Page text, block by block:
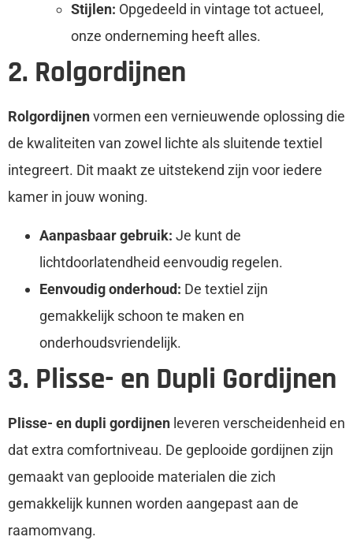
Stijlen: Opgedeeld in vintage tot actueel,
onze onderneming heeft alles.
2. Rolgordijnen
Rolgordijnenvormen een vernieuwende oplossing die
de kwaliteiten van zowel lichte als sluitende textiel
integreert. Dit maakt ze uitstekend zijn voor iedere
kamer in jouw woning.
Aanpasbaar gebruik: Je kunt de
lichtdoorlatendheid eenvoudig regelen.
Eenvoudig onderhoud: De textiel zijn
gemakkelijk schoon te maken en
onderhoudsvriendelijk.
3. Plisse- en Dupli Gordijnen
Plisse- en dupli gordijnen leveren verscheidenheid en
dat extra comfortniveau. De geplooide gordijnen zijn
gemaakt van geplooide materialen die zich
gemakkelijk kunnen worden aangepast aan de
raamomvang.